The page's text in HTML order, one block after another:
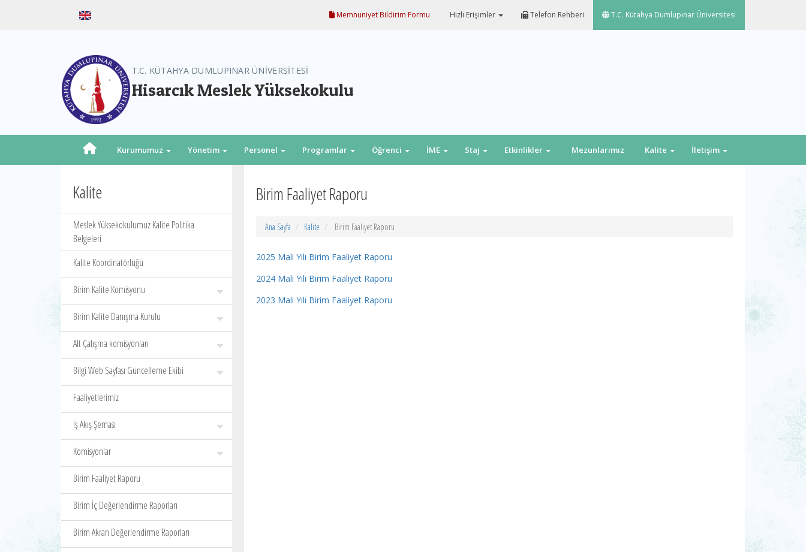
Memnuniyet Bildirim Formu Hızlı Erişimler Telefon Rehberi T.C. Kütahya Dumlupınar Üniversitesi
T.C. KÜTAHYA DUMLUPINAR ÜNİVERSİTESİ
Hisarcık Meslek Yüksekokulu
Kurumumuz Yönetim Personel Programlar Öğrenci İME Staj Etkinlikler Mezunlarımız Kalite İletişim
Kalite
Meslek Yüksekokulumuz Kalite Politika
Belgeleri
Kalite Koordinatörlüğü
Birim Kalite Komisyonu
Birim Kalite Danışma Kurulu
Alt Çalışma komisyonları
Bilgi Web Sayfası Güncelleme Ekibi
Faaliyetlerimiz
İş Akış Şeması
Komisyonlar
Birim Faaliyet Raporu
Birim İç Değerlendirme Raporları
Birim Akran Değerlendirme Raporları
Birim Faaliyet Raporu
Ana Sayfa Kalite Birim Faaliyet Raporu
2025 Mali Yılı Birim Faaliyet Raporu
2024 Mali Yılı Birim Faaliyet Raporu
2023 Mali Yılı Birim Faaliyet Raporu